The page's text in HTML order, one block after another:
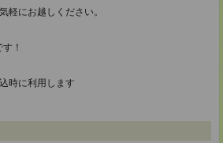
軽にお越しください。
！
時に利用します